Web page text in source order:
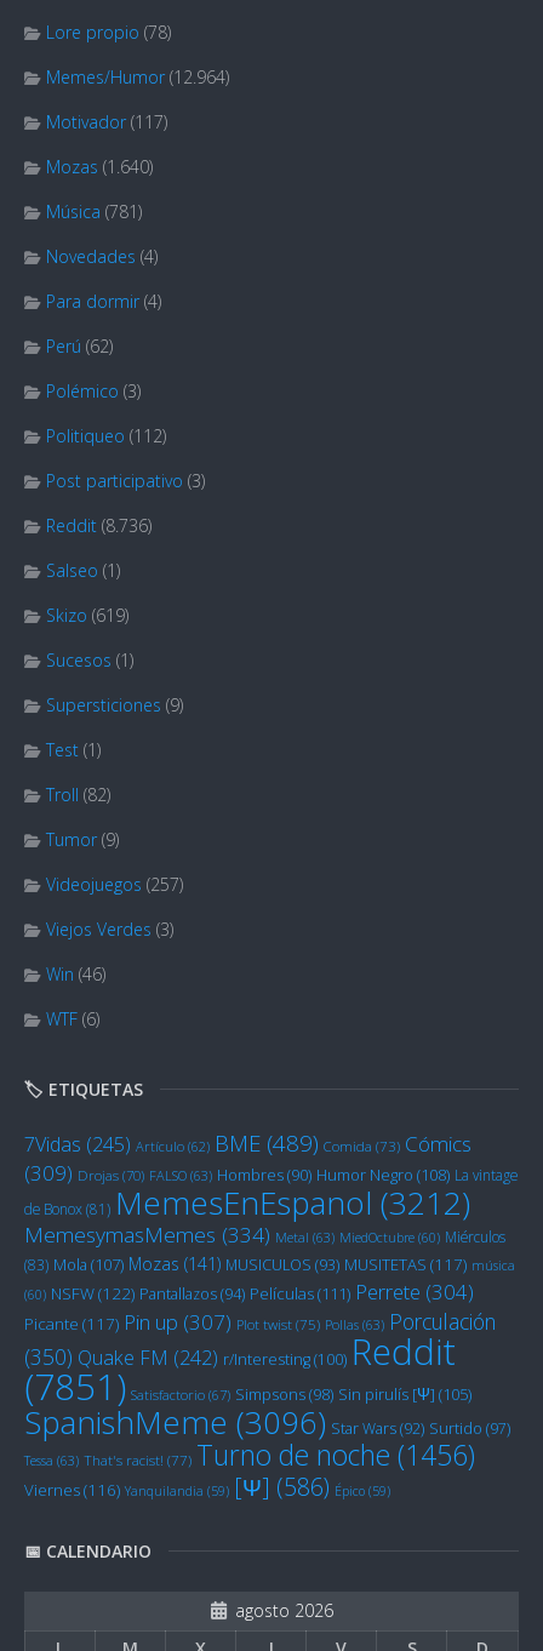
Lore propio (78)
Memes/Humor (12.964)
Motivador (117)
Mozas (1.640)
Música (781)
Novedades (4)
Para dormir (4)
Perú (62)
Polémico (3)
Politiqueo (112)
Post participativo (3)
Reddit (8.736)
Salseo (1)
Skizo (619)
Sucesos (1)
Supersticiones (9)
Test (1)
Troll (82)
Tumor (9)
Videojuegos (257)
Viejos Verdes (3)
Win (46)
WTF (6)
🏷️ ETIQUETAS
7Vidas (245) Artículo (62) BME (489) Comida (73) Cómics
(309) Drojas (70) FALSO (63) Hombres(90) Humor Negro (108) La vintage
de Bonox(81) MemesEnEspanol (3212)
MemesymasMemes (334) Metal (63) MiedOctubre (60) Miérculos
(83) Mola (107) Mozas (141) MUSICULOS (93) MUSITETAS (117) música
(60) NSFW(122) Pantallazos(94) Películas(111) Perrete (304)
Picante (117) Pin up (307) Plot twist (75) Pollas (63) Porculación
(350) Quake FM (242) r/Interesting(100) Reddit
(7851) Satisfactorio (67) Simpsons(98) Sin pirulís [Ψ] (105)
SpanishMeme (3096) Star Wars(92) Surtido (97)
Tessa (63) That's racist! (77) Turno de noche (1456)
Viernes(116) Yanquilandia (59) [Ψ] (586) Épico (59)
📅 CALENDARIO
agosto 2026